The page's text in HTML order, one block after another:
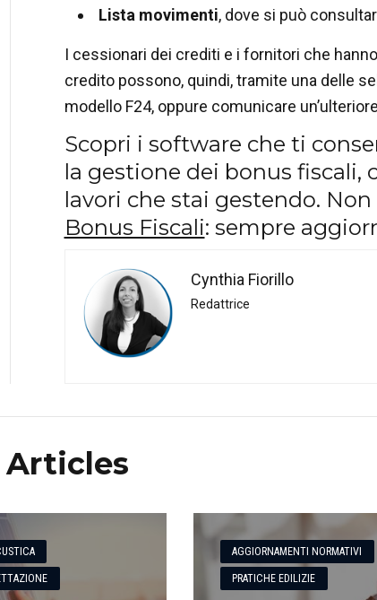
Lista movimenti, dove si può
I cessionari dei crediti e i fornitori che
credito possono, quindi, tramite una delle
modello F24, oppure comunicare
Scopri i software che ti
la gestione dei bonus
lavori che stai gestendo.
Bonus Fiscali: sempre
Cynthia Fiorillo
Redattrice
Articles
AGGIORNAMENTI NORMATIVI
PRATICHE EDILIZIE